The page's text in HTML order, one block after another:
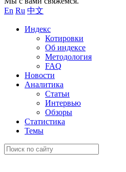
En Ru 中文
Индекс
Котировки
Об индексе
Методология
FAQ
Новости
Аналитика
Статьи
Интервью
Обзоры
Статистика
Темы